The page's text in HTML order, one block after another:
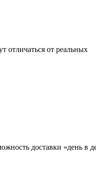
отличаться от реальных
доставки «день